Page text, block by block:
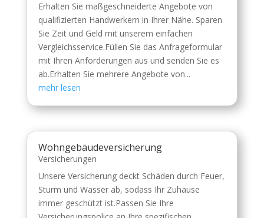
Erhalten Sie maßgeschneiderte Angebote von
qualifizierten Handwerkern in Ihrer Nähe. Sparen
Sie Zeit und Geld mit unserem einfachen
Vergleichsservice.Füllen Sie das Anfrageformular
mit Ihren Anforderungen aus und senden Sie es
ab.Erhalten Sie mehrere Angebote von...
mehr lesen
Wohngebäudeversicherung
Versicherungen
Unsere Versicherung deckt Schäden durch Feuer,
Sturm und Wasser ab, sodass Ihr Zuhause
immer geschützt ist.Passen Sie Ihre